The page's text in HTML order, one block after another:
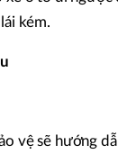
kém.
vệ sẽ hướng